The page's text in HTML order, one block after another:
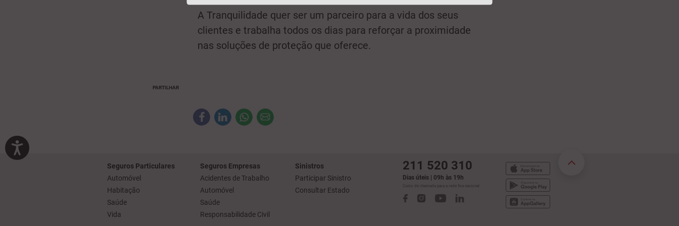
A Tranquilidade quer ser um parceiro para a vida dos seus
clientes e trabalha todos os dias para reforçar a proximidade
nas soluções de proteção que oferece.
PARTILHAR
Seguros Particulares
Automóvel
Habitação
Saúde
Vida
Seguros Empresas
Acidentes de Trabalho
Automóvel
Saúde
Responsabilidade Civil
Sinistros
Participar Sinistro
Consultar Estado
211 520 310
Dias úteis | 09h às 19h
Custo de chamada para a rede fixa nacional